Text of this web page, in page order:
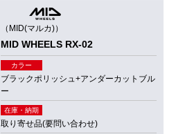
（MID(マルカ)）
MID WHEELS RX-02
カラー
ブラックポリッシュ+アンダーカットブル
ー
在庫・納期
取り寄せ品(要問い合わせ)